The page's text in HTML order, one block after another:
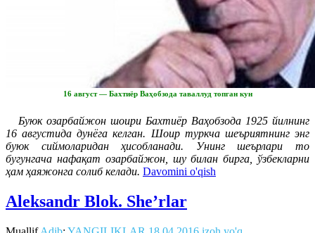
16 август — Бахтиёр Ваҳобзода таваллуд топган кун
Буюк озарбайжон шоири Бахтиёр Ваҳобзода 1925 йилнинг
16 августида дунёга келган. Шоир туркча шеъриятнинг энг
буюк сиймоларидан ҳисобланади. Унинг шеърлари то
бугунгача нафақат озарбайжон, шу билан бирга, ўзбекларни
ҳам ҳаяжонга солиб келади. Davomini o'qish
Aleksandr Blok. She’rlar